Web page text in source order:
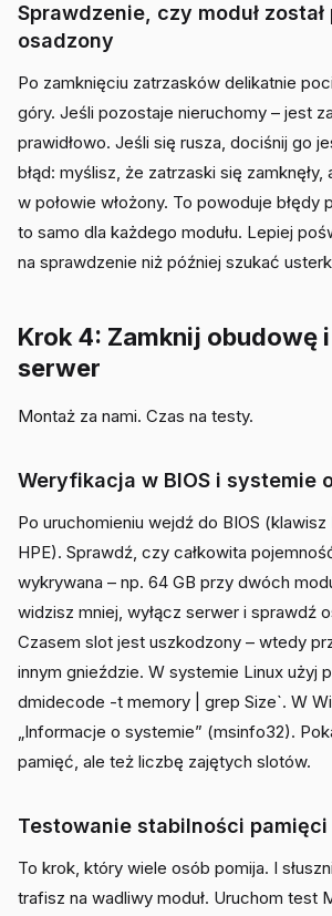
Sprawdzenie, czy moduł
osadzony
Po zamknięciu zatrzasków delikatnie
góry. Jeśli pozostaje nieruchomy – jest
prawidłowo. Jeśli się rusza, dociśnij go
błąd: myślisz, że zatrzaski się zamknęły,
w połowie włożony. To powoduje błędy
to samo dla każdego modułu. Lepiej
na sprawdzenie niż później szukać
Krok 4: Zamknij obudowę
serwer
Montaż za nami. Czas na testy.
Weryfikacja w BIOS i systemie
Po uruchomieniu wejdź do BIOS
HPE). Sprawdź, czy całkowita
wykrywana – np. 64 GB przy dwóch
widzisz mniej, wyłącz serwer i sprawdź
Czasem slot jest uszkodzony – wtedy
innym gnieździe. W systemie Linux użyj
dmidecode -t memory | grep Size`. W
„Informacje o systemie” (msinfo32).
pamięć, ale też liczbę zajętych slotów.
Testowanie stabilności pamięci
To krok, który wiele osób pomija. I
trafisz na wadliwy moduł. Uruchom test